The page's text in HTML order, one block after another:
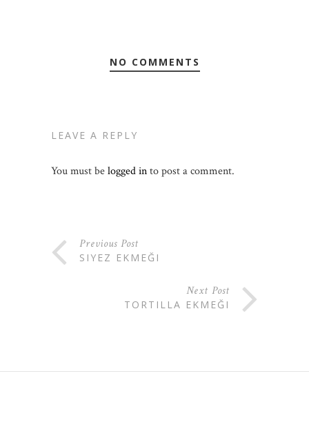
NO COMMENTS
LEAVE A REPLY
You must belogged into post a comment.
Previous Post
SIYEZ EKMEĞI
Next Post
TORTILLA EKMEĞI